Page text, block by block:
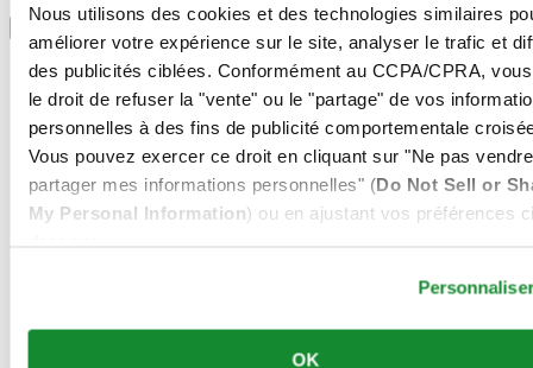
Nous utilisons des cookies et des technologies similaires
améliorer votre expérience sur le site, analyser le trafic et
des publicités ciblées. Conformément au CCPA/CPRA,
le droit de refuser la "vente" ou le "partage" de vos
personnelles à des fins de publicité comportementale
Vous pouvez exercer ce droit en cliquant sur "Ne pas
partager mes informations personnelles" (Do Not Sell or
My Personal Information) ou en ajustant vos préférences
OK
Allemagne
Autriche
Dutch
Français
Chine
English
France